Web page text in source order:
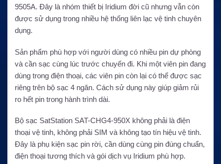
9505A. Đây là nhóm thiết bị Iridium đời cũ nhưng vẫn còn
được sử dụng trong nhiều hệ thống liên lạc vệ tinh chuyên
dụng.
Sản phẩm phù hợp với người dùng có nhiều pin dự phòng
và cần sạc cùng lúc trước chuyến đi. Khi một viên pin đang
dùng trong điện thoại, các viên pin còn lại có thể được sạc
riêng trên bộ sạc 4 ngăn. Cách sử dụng này giúp giảm rủi
ro hết pin trong hành trình dài.
Bộ sạc SatStation SAT-CHG4-950X không phải là điện
thoại vệ tinh, không phải SIM và không tạo tín hiệu vệ tinh.
Đây là phụ kiện sạc pin rời, cần dùng cùng pin đúng chuẩn,
điện thoại tương thích và gói dịch vụ Iridium phù hợp.